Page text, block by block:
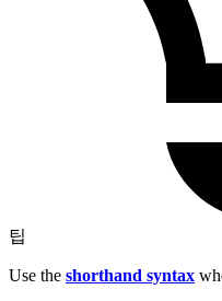
팁
Use the shorthand syntax